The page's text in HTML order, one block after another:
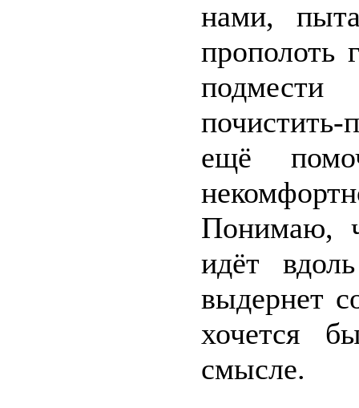
нами,
прополоть
подмести
почистить-
ещё
Понимаю,
идёт
выдернет
хочется
смысле.